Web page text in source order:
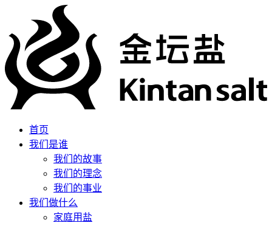
首页
我们是谁
我们的故事
我们的理念
我们的事业
我们做什么
家庭用盐